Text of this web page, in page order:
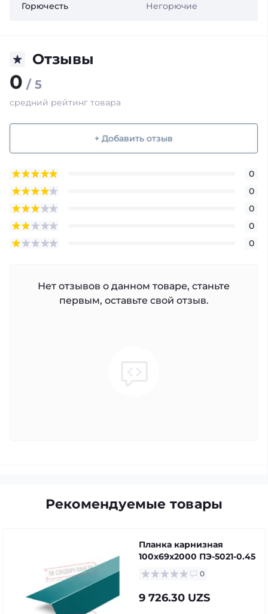
Горючесть Негорючие
Отзывы
0 / 5
средний рейтинг товара
+ Добавить отзыв
0
0
0
0
0
Нет отзывов о данном товаре, станьте
первым, оставьте свой отзыв.
Рекомендуемые товары
Планка карнизная
100х69х2000 ПЭ-5021-0.45
0
9 726.30 UZS